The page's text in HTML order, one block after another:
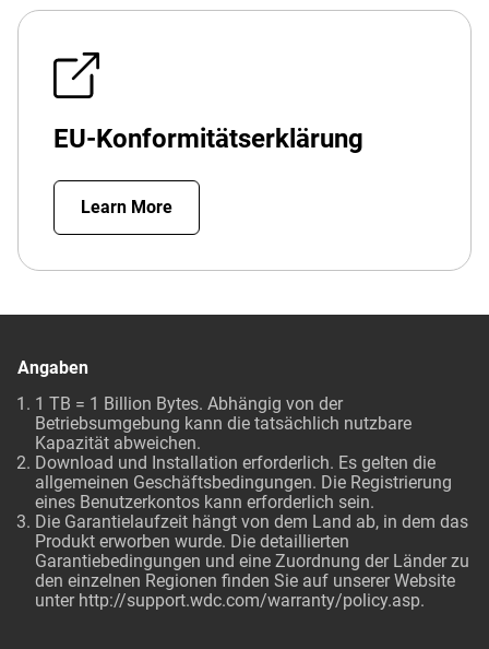
EU-Konformitätserklärung
Learn More
Angaben
1 TB = 1 Billion Bytes. Abhängig von der
Betriebsumgebung kann die tatsächlich nutzbare
Kapazität abweichen.
Download und Installation erforderlich. Es gelten die
allgemeinen Geschäftsbedingungen. Die Registrierung
eines Benutzerkontos kann erforderlich sein.
Die Garantielaufzeit hängt von dem Land ab, in dem das
Produkt erworben wurde. Die detaillierten
Garantiebedingungen und eine Zuordnung der Länder zu
den einzelnen Regionen finden Sie auf unserer Website
unter http://support.wdc.com/warranty/policy.asp.